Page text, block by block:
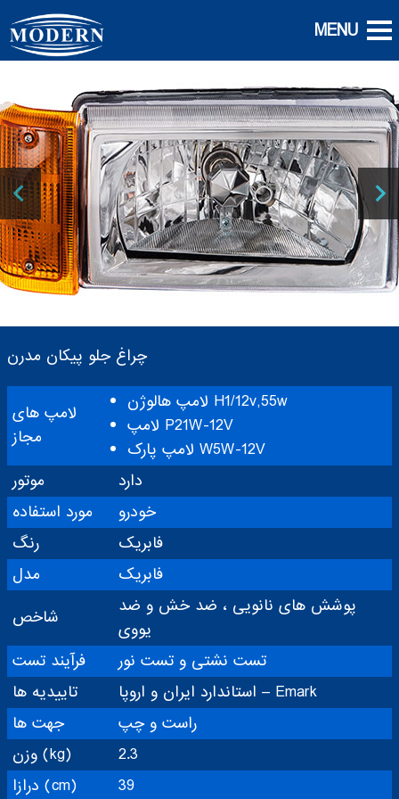
چراغ جلو پيکان مدرن
لامپ های
مجاز
لامپ هالوژن H1/12v,55w
لامپ P21W-12V
لامپ پارک W5W-12V
موتور
دارد
مورد استفاده
خودرو
رنگ
فابریک
مدل
فابریک
شاخص
پوشش های نانویی ، ضد خش و ضد
یووی
فرآیند تست
تست نشتی و تست نور
تاییدیه ها
استاندارد ایران و اروپا – Emark
جهت ها
راست و چپ
وزن (kg)
2.3
درازا (cm)
39